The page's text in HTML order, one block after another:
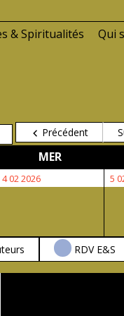
& Spiritualités
Qui
Précédent
MERMERCREDI
4 02 20264
5
RDV E&S